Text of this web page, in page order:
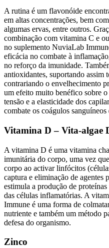
A rutina é um flavonóide
em altas concentrações, bem
algumas ervas, entre outros.
combinação com vitamina C e
no suplemento NuviaLab
eficácia no combate à
no reforço da imunidade.
antioxidantes, suportando assim
contrariando o envelhecimento
um efeito muito benéfico sobre
tensão e a elasticidade dos
combate os coágulos
Vitamina D – Vita-algae
A vitamina D é uma vitamina
imunitária do corpo, uma vez
corpo ao activar linfócitos
captura e eliminação de
estimula a produção de
das células inflamatórias. A
Immune é uma forma de
nutriente e também um método
defesa do organismo.
Zinco